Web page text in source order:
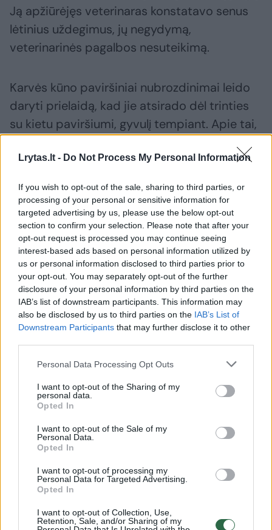
Lrytas.lt - Do Not Process My Personal Information
If you wish to opt-out of the sale, sharing to third parties, or
processing of your personal or sensitive information for
targeted advertising by us, please use the below opt-out
section to confirm your selection. Please note that after your
opt-out request is processed you may continue seeing
interest-based ads based on personal information utilized by
us or personal information disclosed to third parties prior to
your opt-out. You may separately opt-out of the further
disclosure of your personal information by third parties on the
IAB’s list of downstream participants. This information may
also be disclosed by us to third parties on the IAB’s List of
Downstream Participants that may further disclose it to other
Personal Data Processing Opt Outs
I want to opt-out of the Sharing of my
personal data.
Opted In
I want to opt-out of the Sale of my
Personal Data.
Opted In
I want to opt-out of processing my
Personal Data for Targeted Advertising.
Opted In
I want to opt-out of Collection, Use,
Retention, Sale, and/or Sharing of my
Ją apžiūrėjęs veterinaras konstatavo senus
lėtinius uždegimus, jų negydymą,
veterinarinės pagalbos nesuteikimą.
Karvės kūno paviršiniai nubrozdinimai leido
daryti prielaidą, kad jie atsirado dėl trinties
su kietu paviršiumi, gyvulį tempiant. Apie tai,
per pasėlių lauką matomos traktoriaus ratų ir
pasiekė beveik už kilometro Rimšių kaime
esančią fermą, priklausančią 54 metų vyrui.
Patruliai jį rado namuose.
Susiję straipsniai
Seimas įteisino naktinių
taikiklių naudojimą
medžioklėje